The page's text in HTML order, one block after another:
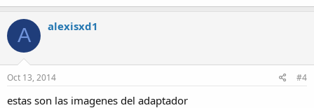
A alexisxd1
Oct 13, 2014 #4
estas son las imagenes del adaptador